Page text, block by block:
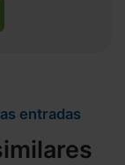
entradas